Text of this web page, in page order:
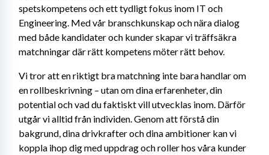
spetskompetens och ett tydligt fokus inom IT och
Engineering. Med vår branschkunskap och nära dialog
med både kandidater och kunder skapar vi träffsäkra
matchningar där rätt kompetens möter rätt behov.
Vi tror att en riktigt bra matchning inte bara handlar om
en rollbeskrivning – utan om dina erfarenheter, din
potential och vad du faktiskt vill utvecklas inom. Därför
utgår vi alltid från individen. Genom att förstå din
bakgrund, dina drivkrafter och dina ambitioner kan vi
koppla ihop dig med uppdrag och roller hos våra kunder